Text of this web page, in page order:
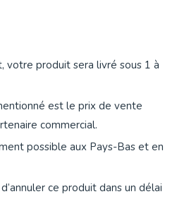
votre produit sera livré sous 1 à
est le prix de vente
commercial.
possible aux Pays-Bas et en
ce produit dans un délai